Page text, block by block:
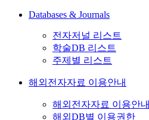
Databases & Journals
전자저널 리스트
학술DB 리스트
주제별 리스트
해외전자자료 이용안내
해외전자자료 이용안내
해외DB별 이용권한